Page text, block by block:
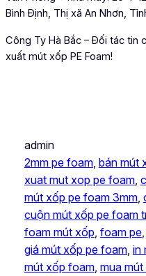
Bình Định, Thị xã An Nhơn,
Công Ty Hà Bắc – Đối tác tin
xuất mút xốp PE Foam!
admin
2mm pe foam, bán mút
xuat mut xop pe foam,
mút xốp pe foam 3mm,
cuộn mút xốp pe foam
foam mút xốp foam pe,
giá mút xốp pe foam, in
mút xốp foam, mua